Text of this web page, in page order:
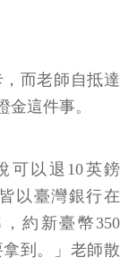
而老師自抵達
這件事。
可以退10英鎊
以臺灣銀行在
約新臺幣350
到。」老師散